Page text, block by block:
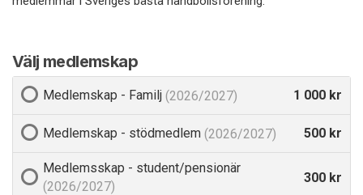
Välj medlemskap
Medlemskap - Familj (2026/2027) 1 000 kr
Medlemskap - stödmedlem (2026/2027) 500 kr
Medlemsskap - student/pensionär
(2026/2027)
300 kr